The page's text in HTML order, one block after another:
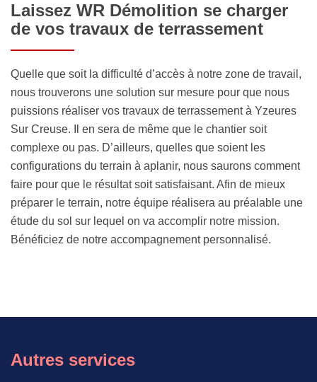
Laissez WR Démolition se charger
de vos travaux de terrassement
Quelle que soit la difficulté d’accès à notre zone de travail,
nous trouverons une solution sur mesure pour que nous
puissions réaliser vos travaux de terrassement à Yzeures
Sur Creuse. Il en sera de même que le chantier soit
complexe ou pas. D’ailleurs, quelles que soient les
configurations du terrain à aplanir, nous saurons comment
faire pour que le résultat soit satisfaisant. Afin de mieux
préparer le terrain, notre équipe réalisera au préalable une
étude du sol sur lequel on va accomplir notre mission.
Bénéficiez de notre accompagnement personnalisé.
Autres services